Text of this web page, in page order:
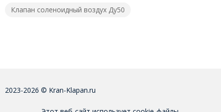
Клапан соленоидный воздух Ду50
2023-2026 © Kran-Klapan.ru